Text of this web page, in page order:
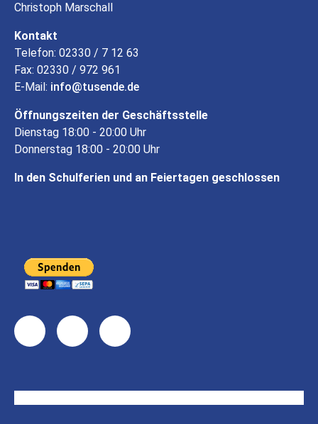
Christoph Marschall
Kontakt
Telefon: 02330 / 7 12 63
Fax: 02330 / 972 961
E-Mail: info tusende de
Öffnungszeiten der Geschäftsstelle
Dienstag 18:00 - 20:00 Uhr
Donnerstag 18:00 - 20:00 Uhr
In den Schulferien und an Feiertagen geschlossen